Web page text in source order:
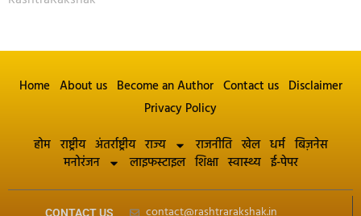
Home About us Become an Author Contact us Disclaimer
Privacy Policy
होम राष्ट्रीय अंतर्राष्ट्रीय राज्य राजनीति खेल धर्म बिज़नेस
मनोरंजन
लाइफस्टाइल शिक्षा स्वास्थ्य ई-पेपर
CONTACT US